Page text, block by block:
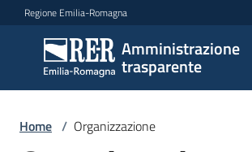
Vai al contenuto
Vai alla navigazione
Vai al footer
Regione Emilia-Romagna
Amministrazione
trasparente
Amministrazione
trasparente
Home / Organizzazione